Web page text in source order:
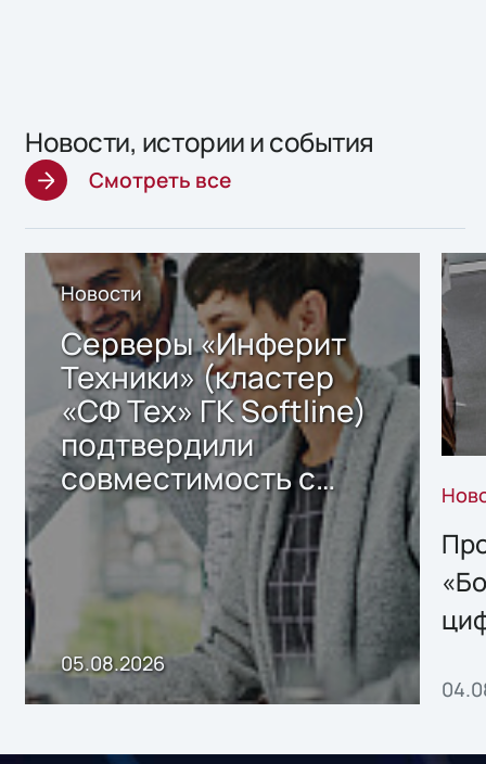
Новости, истории и события
Смотреть все
Новости
Серверы «Инферит
Техники» (кластер
«СФ Тех» ГК Softline)
подтвердили
совместимость с
решением Sharx
Storage 2.x для
хранения данных
05.08.2026